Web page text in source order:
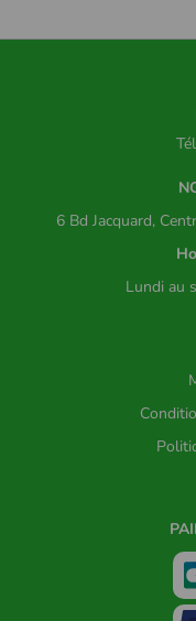
6 Bd Jacquard,
Lundi au